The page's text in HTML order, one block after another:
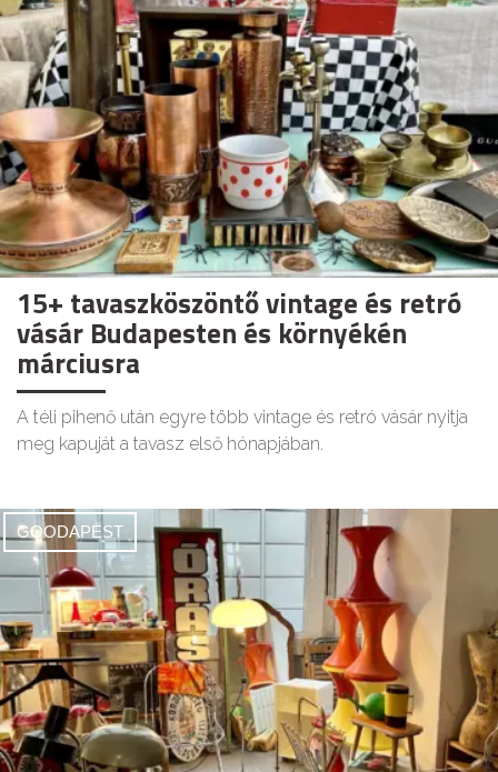
15+ tavaszköszöntő vintage és retró
vásár Budapesten és környékén
márciusra
A téli pihenő után egyre több vintage és retró vásár nyitja
meg kapuját a tavasz első hónapjában.
GOODAPEST